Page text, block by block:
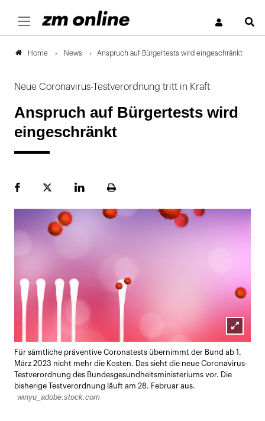
Home News Anspruch auf Bürgertests wird eingeschränkt
Neue Coronavirus-Testverordnung tritt in Kraft
Anspruch auf Bürgertests wird
eingeschränkt
FacebookPlattformLinekdInSeite
Lightbox
öffnen
Für sämtliche präventive Coronatests übernimmt der Bund ab 1.
März 2023 nicht mehr die Kosten. Das sieht die neue Coronavirus-
Testverordnung des Bundesgesundheitsministeriums vor. Die
bisherige Testverordnung läuft am 28. Februar aus.
winyu_adobe.stock.com